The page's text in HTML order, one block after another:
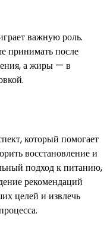
важную роль.
принимать после
а жиры — в
который помогает
восстановление и
подход к питанию,
рекомендаций
целей и извлечь